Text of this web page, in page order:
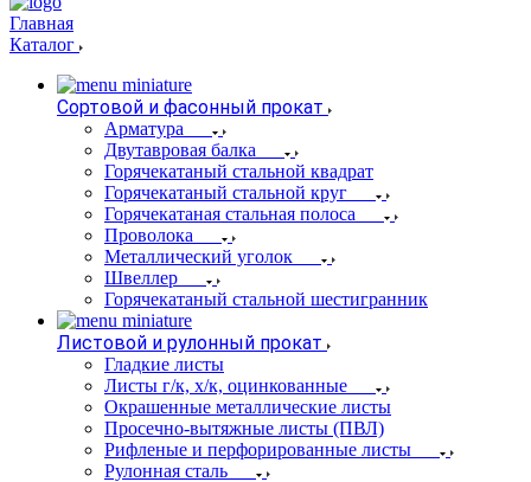
Главная
Каталог
Сортовой и фасонный прокат
Арматура
Двутавровая балка
Горячекатаный стальной квадрат
Горячекатаный стальной круг
Горячекатаная стальная полоса
Проволока
Металлический уголок
Швеллер
Горячекатаный стальной шестигранник
Листовой и рулонный прокат
Гладкие листы
Листы г/к, х/к, оцинкованные
Окрашенные металлические листы
Просечно-вытяжные листы (ПВЛ)
Рифленые и перфорированные листы
Рулонная сталь